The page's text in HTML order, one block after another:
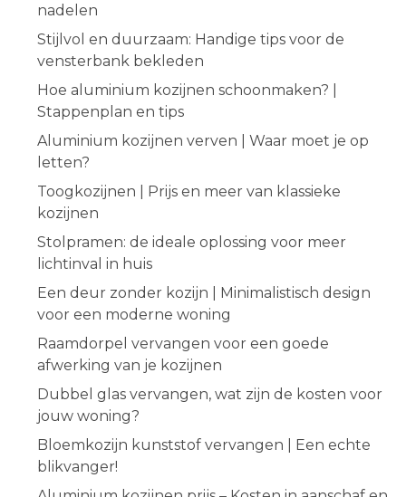
nadelen
Stijlvol en duurzaam: Handige tips voor de
vensterbank bekleden
Hoe aluminium kozijnen schoonmaken? |
Stappenplan en tips
Aluminium kozijnen verven | Waar moet je op
letten?
Toogkozijnen | Prijs en meer van klassieke
kozijnen
Stolpramen: de ideale oplossing voor meer
lichtinval in huis
Een deur zonder kozijn | Minimalistisch design
voor een moderne woning
Raamdorpel vervangen voor een goede
afwerking van je kozijnen
Dubbel glas vervangen, wat zijn de kosten voor
jouw woning?
Bloemkozijn kunststof vervangen | Een echte
blikvanger!